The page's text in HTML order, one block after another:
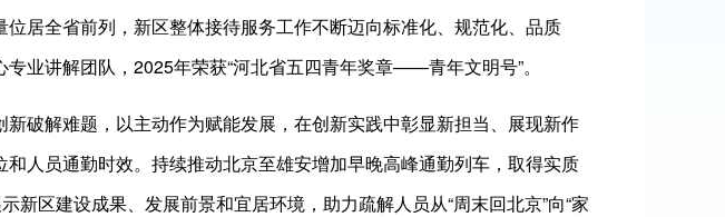
居全省前列，新区整体接待服务工作不断迈向标准化、规范化、品质
业讲解团队，2025年荣获“河北省五四青年奖章——青年文明号”。
破解难题，以主动作为赋能发展，在创新实践中彰显新担当、展现新作
人员通勤时效。持续推动北京至雄安增加早晚高峰通勤列车，取得实质
新区建设成果、发展前景和宜居环境，助力疏解人员从“周末回北京”向“家